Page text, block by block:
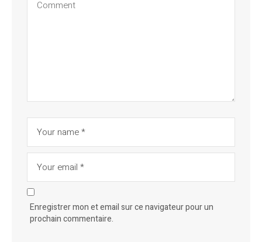
Enregistrer mon et email sur ce navigateur pour un
prochain commentaire.